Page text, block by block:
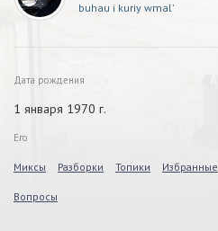
buhau i kuriy wmal'
Дата рождения
1 января 1970 г.
Его
Миксы Разборки Топики Избранные
Вопросы